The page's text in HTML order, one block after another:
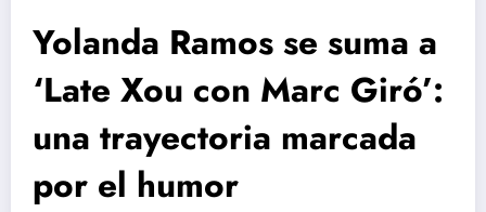
Yolanda Ramos se suma a
‘Late Xou con Marc Giró’:
una trayectoria marcada
por el humor